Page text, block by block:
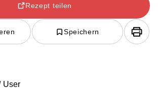
Rezept teilen
Speichern
User